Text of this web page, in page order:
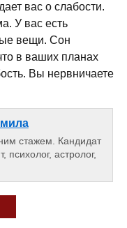
вас о слабости.
У вас есть
вещи. Сон
в ваших планах
Вы нервничаете
стажем. Кандидат
психолог, астролог,